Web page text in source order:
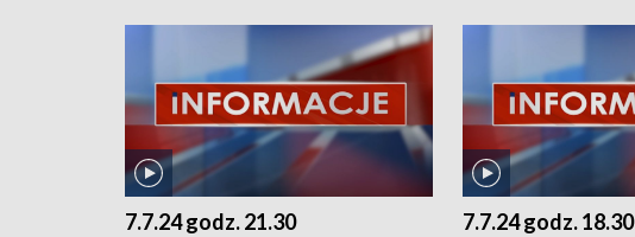
7.7.24 godz. 21.30 7.7.24 godz. 18.30